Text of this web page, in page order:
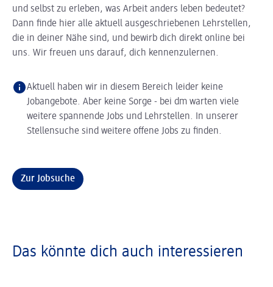
und selbst zu erleben, was Arbeit anders leben bedeutet?
Dann finde hier alle aktuell ausgeschriebenen Lehrstellen,
die in deiner Nähe sind, und bewirb dich direkt online bei
uns. Wir freuen uns darauf, dich kennenzulernen.
Aktuell haben wir in diesem Bereich leider keine
Jobangebote. Aber keine Sorge - bei dm warten viele
weitere spannende Jobs und Lehrstellen. In unserer
Stellensuche sind weitere offene Jobs zu finden.
Zur Jobsuche
Das könnte dich auch interessieren